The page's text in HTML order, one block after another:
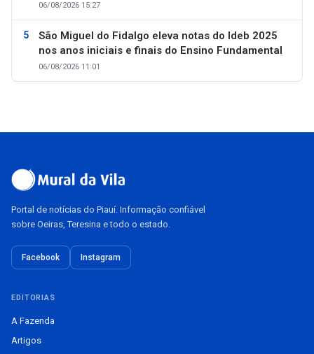
06/08/2026 15:27
São Miguel do Fidalgo eleva notas do Ideb 2025
nos anos iniciais e finais do Ensino Fundamental
06/08/2026 11:01
Portal de notícias do Piauí. Informação confiável
sobre Oeiras, Teresina e todo o estado.
Facebook Instagram
EDITORIAS
A Fazenda
Artigos